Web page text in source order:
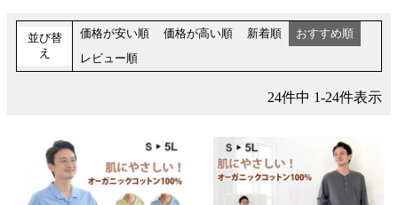
並び替
え
価格が安い順 価格が高い順 新着順
おすすめ順
レビュー順
24件中 1-24件表示